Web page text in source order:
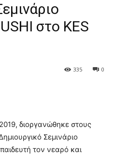
στο KES
0
335
διοργανώθηκε στους
Σεμινάριο
τον νεαρό και